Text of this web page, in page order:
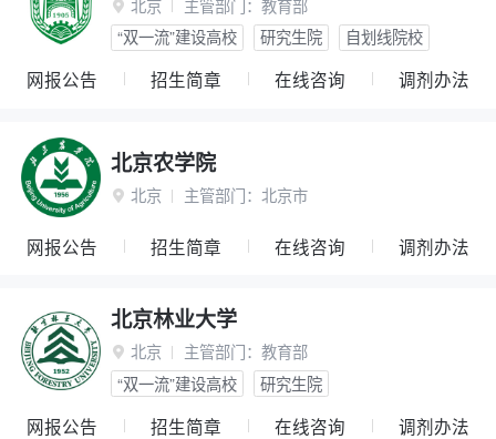
 北京 主管部门： 教育部
“双一流”建设高校
研究生院 自划线院校
网报公告 招生简章 在线咨询 调剂办法
北京农学院
 北京 主管部门： 北京市
网报公告 招生简章 在线咨询 调剂办法
北京林业大学
 北京 主管部门： 教育部
“双一流”建设高校
研究生院
网报公告 招生简章 在线咨询 调剂办法